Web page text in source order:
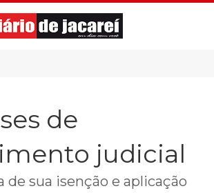
de
judicial
de sua isenção e aplicação